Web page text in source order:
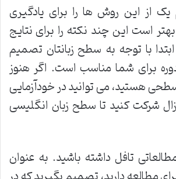
از این روش ها را برای یادگیری
است این چند نکته را برای نتایج
با توجه به سطح زبانتان تصمیم
برای شما مناسب است. اگر هنوز
هستید، می توانید در خودآزمایی
شرکت کنید تا سطح زبان انگلیسی
تافل داشته باشید. به عنوان